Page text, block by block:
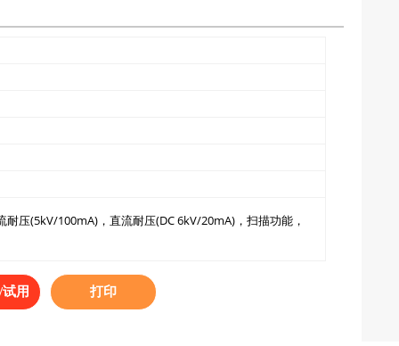
压(5kV/100mA)，直流耐压(DC 6kV/20mA)，扫描功能，
用 打印